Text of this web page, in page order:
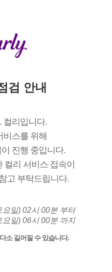
검 안내
컬리입니다.
비스를 위해
진행 중입니다.
컬리 서비스 접속이
고 부탁드립니다.
일) 02시 00분 부터
일) 06시 00분 까지
소 길어질 수 있습니다.